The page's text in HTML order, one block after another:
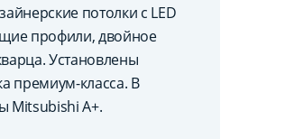
потолки с LED
профили, двойное
Установлены
премиум-класса. В
Mitsubishi A+.